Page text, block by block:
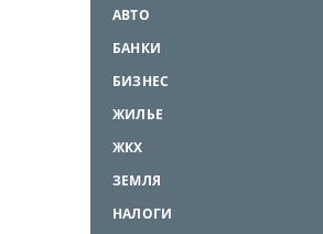
АВТО
БАНКИ
БИЗНЕС
ЖИЛЬЕ
ЖКХ
ЗЕМЛЯ
НАЛОГИ